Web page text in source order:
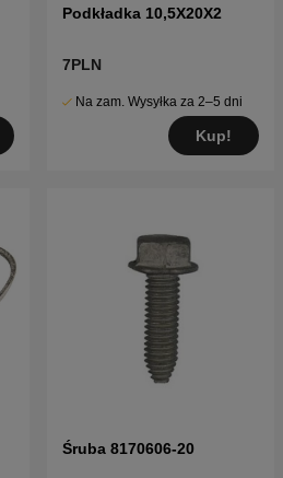
Podkładka 10,5X20X2
7PLN
Na zam. Wysyłka za 2–5 dni
Kup!
Śruba 8170606-20